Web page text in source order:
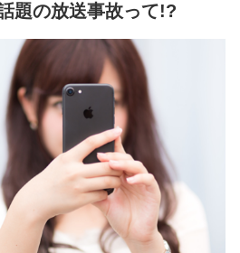
題の放送事故って!?